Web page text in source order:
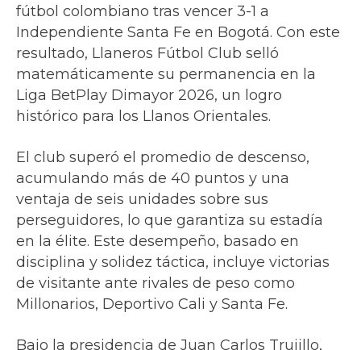
fútbol colombiano tras vencer 3-1 a
Independiente Santa Fe en Bogotá. Con este
resultado, Llaneros Fútbol Club selló
matemáticamente su permanencia en la
Liga BetPlay Dimayor 2026, un logro
histórico para los Llanos Orientales.
El club superó el promedio de descenso,
acumulando más de 40 puntos y una
ventaja de seis unidades sobre sus
perseguidores, lo que garantiza su estadía
en la élite. Este desempeño, basado en
disciplina y solidez táctica, incluye victorias
de visitante ante rivales de peso como
Millonarios, Deportivo Cali y Santa Fe.
Bajo la presidencia de Juan Carlos Trujillo,